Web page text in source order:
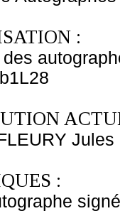
:
Jules
: